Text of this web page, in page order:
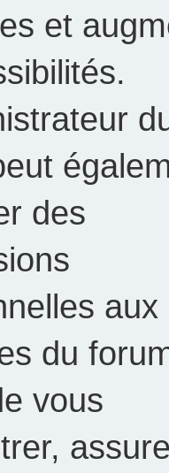
et
des
aux
du
vous